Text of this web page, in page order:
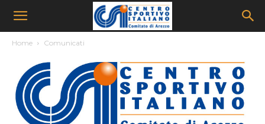
Home Comunicati